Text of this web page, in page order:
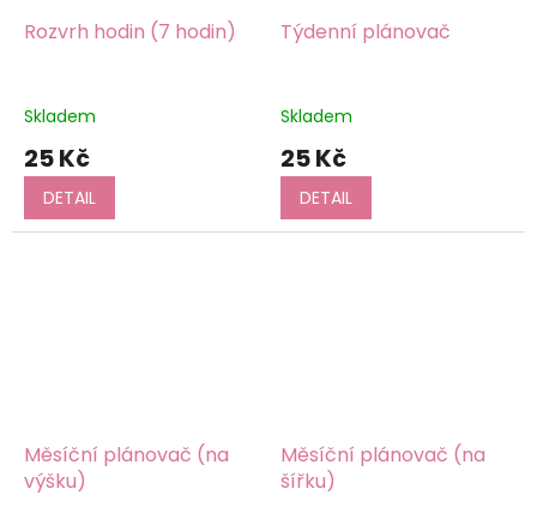
Rozvrh hodin (7 hodin)
Skladem
25 Kč
DETAIL
Týdenní plánovač
Skladem
25 Kč
DETAIL
Měsíční plánovač (na
výšku)
Měsíční plánovač (na
šířku)